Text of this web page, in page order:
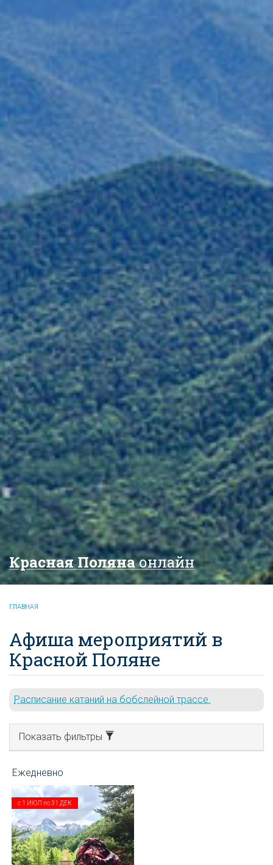
Красная Полянаонлайн
ГЛАВНАЯ
Афиша мероприятий в
Красной Поляне
Расписание катаний на бобслейной трассе.
Показать фильтры
с 1 ИЮЛ по31 ДЕК